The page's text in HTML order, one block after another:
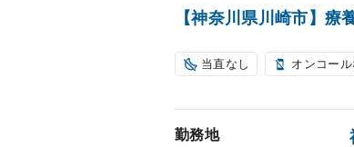
【神奈川県川崎市】
当直なし オンコール
勤務地